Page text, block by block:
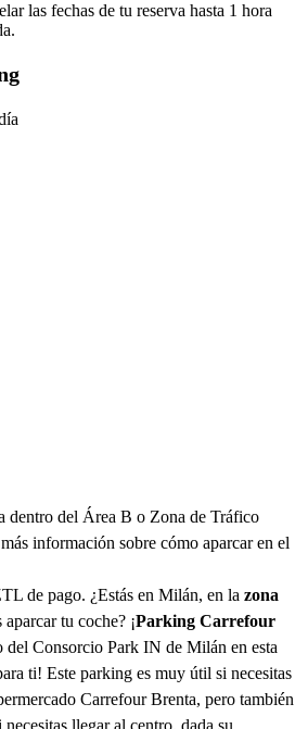
las fechas de tu reserva hasta 1 hora
dentro del Área B o Zona de Tráfico
información sobre cómo aparcar en el
de pago. ¿Estás en Milán, en la zona
aparcar tu coche? ¡Parking Carrefour
del Consorcio Park IN de Milán en esta
ti! Este parking es muy útil si necesitas
Carrefour Brenta, pero también
llegar al centro, dada su